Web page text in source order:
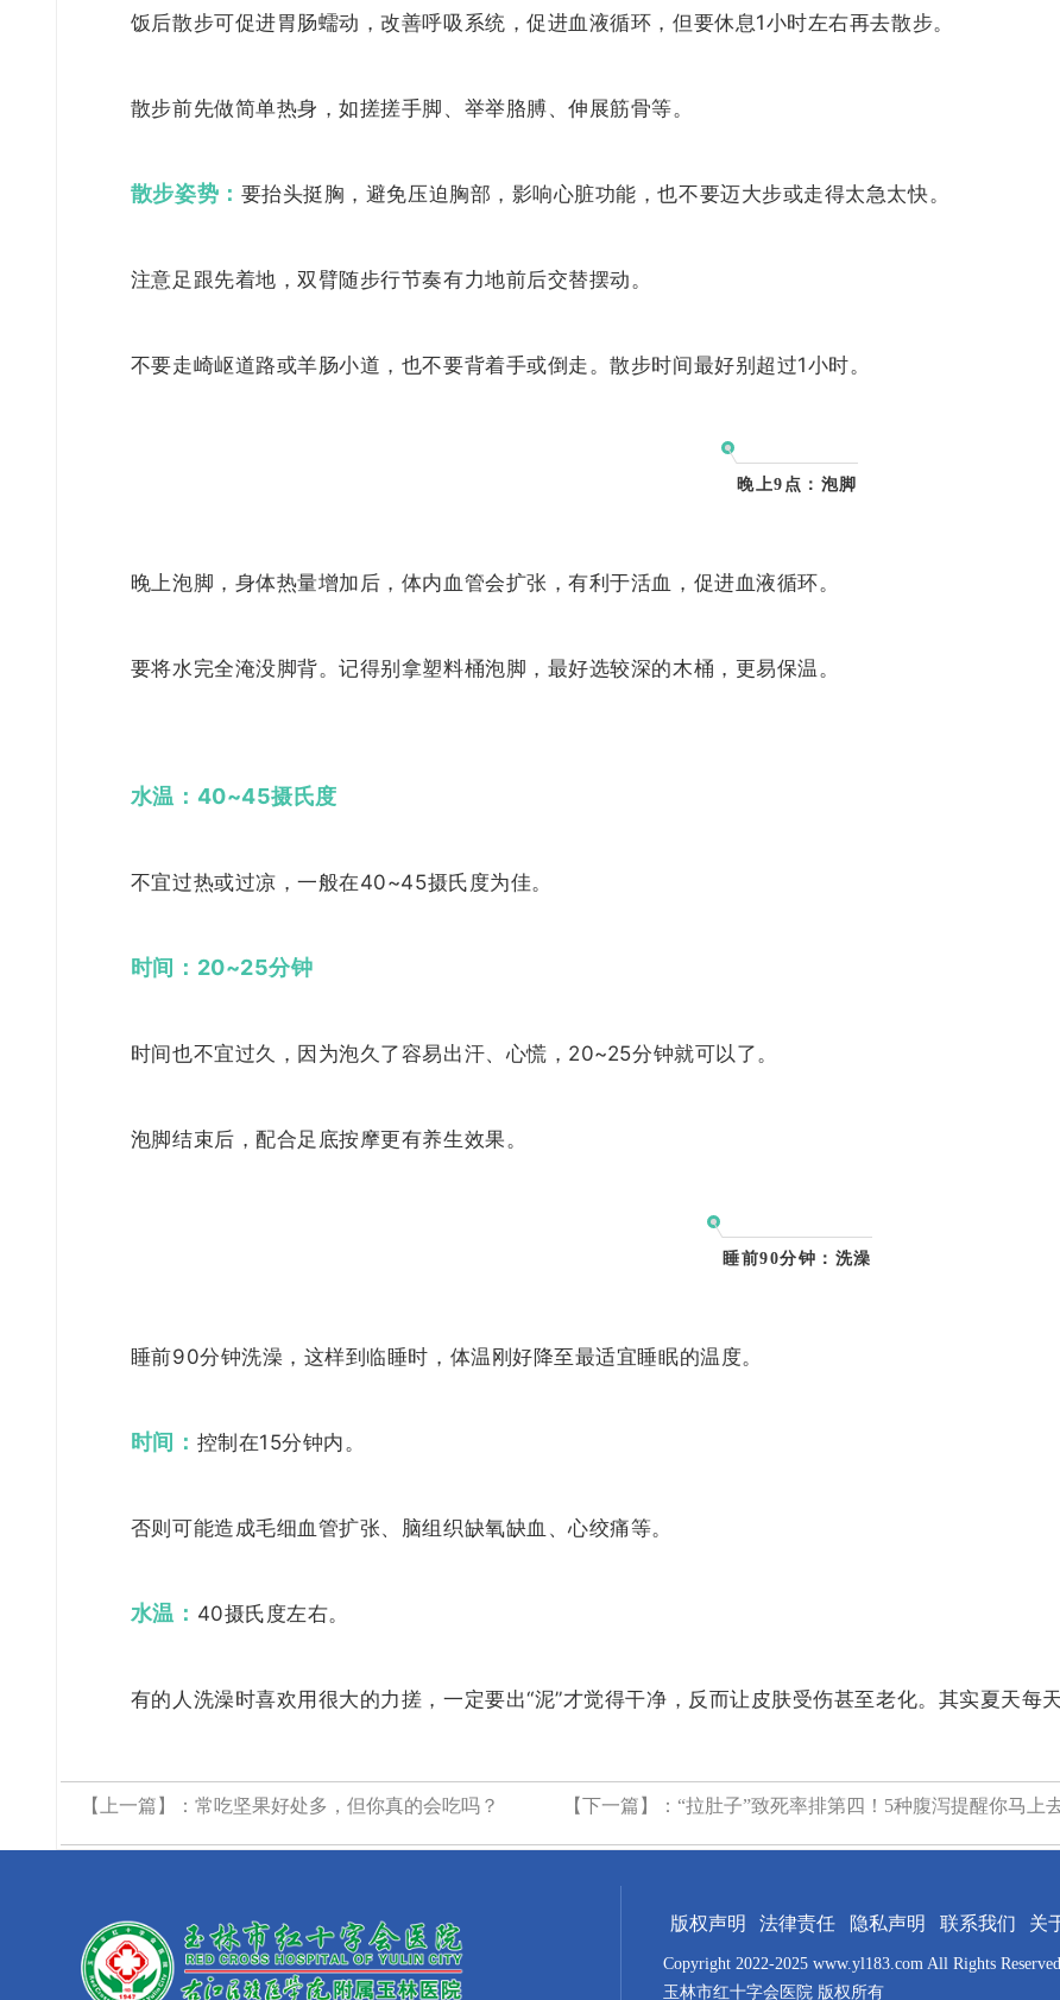
饭后散步可促进胃肠蠕动，改善呼吸系统，促进血液循环，但要休息1小时左右再去散步。
散步前先做简单热身，如搓搓手脚、举举胳膊、伸展筋骨等。
散步姿势： 要抬头挺胸，避免压迫胸部，影响心脏功能，也不要迈大步或走得太急太快。
注意足跟先着地，双臂随步行节奏有力地前后交替摆动。
不要走崎岖道路或羊肠小道，也不要背着手或倒走。散步时间最好别超过1小时。
晚上9点： 泡脚
晚上泡脚，身体热量增加后，体内血管会扩张，有利于活血，促进血液循环。
要将水完全淹没脚背。记得别拿塑料桶泡脚，最好选较深的木桶，更易保温。
水温：40~45摄氏度
不宜过热或过凉，一般在40~45摄氏度为佳。
时间： 20~25分钟
时间也不宜过久，因为泡久了容易出汗、心慌，20~25分钟就可以了。
泡脚结束后，配合足底按摩更有养生效果。
睡前90分钟： 洗澡
睡前90分钟洗澡，这样到临睡时，体温刚好降至最适宜睡眠的温度。
时间： 控制在15分钟内。
否则可能造成毛细血管扩张、脑组织缺氧缺血、心绞痛等。
水温： 40摄氏度左右。
有的人洗澡时喜欢用很大的力搓，一定要出“泥”才觉得干净，反而让皮肤受伤甚至老化。其实夏天每
【上一篇】： 常吃坚果好处多，但你真的会吃吗？ 【下一篇】： “拉肚子”致死率排第四！5种腹泻提醒你马上
版权声明 法律责任 隐私声明 联系我们 关
Copyright 2022-2025 www.yl183.com All Rights Reserved
玉林市红十字会医院 版权所有